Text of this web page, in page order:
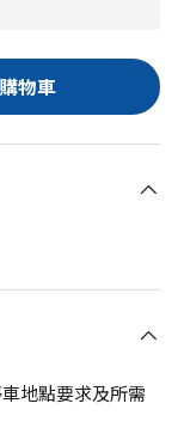
物車
地點要求及所需